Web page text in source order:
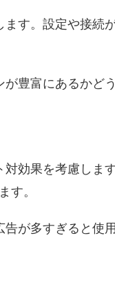
す。設定や接続
豊富にあるかど
効果を考慮しま
す。
が多すぎると使